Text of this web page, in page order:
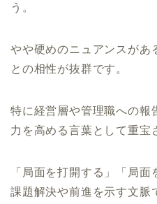
う。
やや硬めのニュアンスがあ
との相性が抜群です。
特に経営層や管理職への報
力を高める言葉として重宝
「局面を打開する」「局面
課題解決や前進を示す文脈